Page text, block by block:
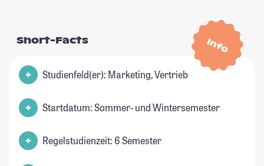
Info
Short-Facts
Studienfeld(er): Marketing, Vertrieb
Startdatum: Sommer- und Wintersemester
Regelstudienzeit: 6 Semester